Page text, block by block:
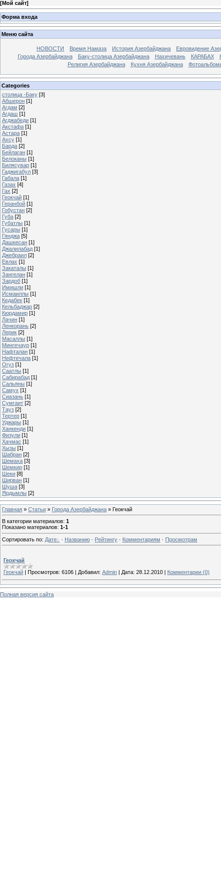
[Мой сайт]
Форма входа
Меню сайта
НОВОСТИ Время Намаза История Азербайджана
Евровидение
Города Азербайджана
Баку-столица Азербайджана Нахичевань КАРАБАХ
Религия Азербайджана
Кухня Азербайджана
Categories
столица -Баку [3]
Абшерон [1]
Агдам [2]
Агдаш [1]
Агджабеди [1]
Акстафа [1]
Астара [1]
Ахсу [1]
Барда [2]
Бейлаган [1]
Белоканы [1]
Билясувар [1]
Гаджигабул [3]
Габала [1]
Газах [4]
Гах [2]
Геокчай [1]
Геранбой [1]
Гобустан [2]
Губа [2]
Губатлы [1]
Гусары [1]
Гянджа [5]
Дашкесан [1]
Джалилабад [1]
Джебраил [2]
Евлах [1]
Закаталы [1]
Зангелан [1]
Зардоб [1]
Имишли [1]
Исмаиллы [1]
Кедабек [1]
Кельбаджар [2]
Кюрдамир [1]
Лачин [1]
Ленкорань [2]
Лерик [2]
Масаллы [1]
Мингечаур [1]
Нафталан [1]
Нефтечала [1]
Огуз [1]
Саатлы [1]
Сабирабад [1]
Сальяны [1]
Самух [1]
Сиазань [1]
Сумгаит [2]
Тауз [2]
Тертер [1]
Уджары [1]
Ханкенди [1]
Физули [1]
Хачмас [1]
Хызы [1]
Шабран [2]
Шемаха [3]
Шeмкир [1]
Шеки [8]
Ширван [1]
Шуша [3]
Ярдымлы [2]
Главная » Статьи » Города Азербайджана » Геокчай
В категории материалов: 1
Показано материалов: 1-1
Сортировать по: Дате · Названию · Рейтингу · Комментариям · Просмотрам
Геокчай
Геокчай
Просмотров: 6106 Добавил: Admin Дата: 28.12.2010 Комментарии (0)
Полная версия сайта